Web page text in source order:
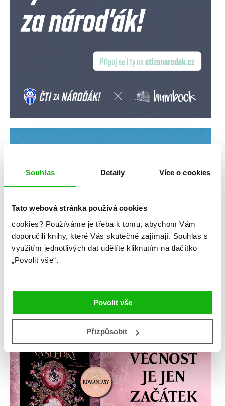
Souhlas Detaily Více o cookies
Tato webová stránka používá cookies
cookies? Používáme je třeba k tomu, abychom Vám
doporučili knihy, které Vás skutečně zajímají. Souhlas s
využitím jednotlivých dat udělíte kliknutím na tlačítko
„Povolit vše“.
Povolit vše
Přizpůsobit